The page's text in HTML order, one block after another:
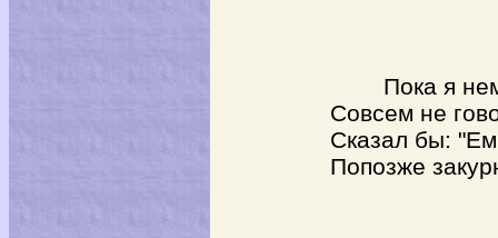
Пока я
Совсем не
Сказал бы:
Попозже